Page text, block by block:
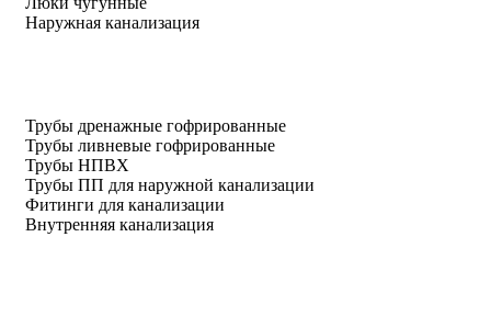
Наружная канализация
Трубы дренажные гофрированные
Трубы ливневые гофрированные
Трубы НПВХ
Трубы ПП для наружной канализации
Фитинги для канализации
Внутренняя канализация